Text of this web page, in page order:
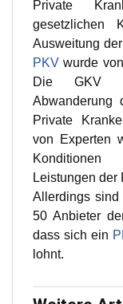
Private
gesetzlichen
Ausweitung
PKV wurde
Die GKV
Abwanderung
Private
von Experten
Konditionen
Leistungen der
Allerdings
50 Anbieter
dass sich ein
lohnt.